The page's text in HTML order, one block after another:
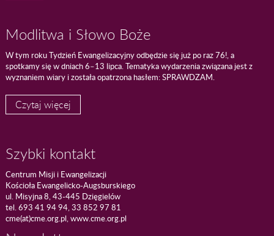
Modlitwa i Słowo Boże
W tym roku Tydzień Ewangelizacyjny odbędzie się już po raz 76!, a
spotkamy się w dniach 6–13 lipca. Tematyka wydarzenia związana jest z
wyznaniem wiary i została opatrzona hasłem: SPRAWDZAM.
Czytaj więcej
Szybki kontakt
Centrum Misji i Ewangelizacji
Kościoła Ewangelicko-Augsburskiego
ul. Misyjna 8, 43-445 Dzięgielów
tel. 693 41 94 94, 33 852 97 81
cme(at)cme.org.pl, www.cme.org.pl